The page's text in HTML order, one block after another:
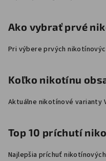
Ako vybrať prvé
Pri výbere prvých
Koľko nikotínu
Aktuálne nikotínové varianty
Top 10 príchutí
Najlepšia príchuť